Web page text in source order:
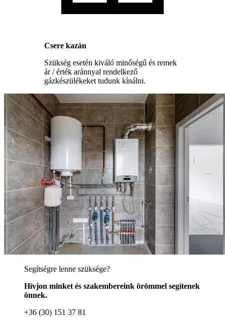
Csere kazán
Szükség esetén kiváló minőségű és remek
ár / érték aránnyal rendelkező
gázkészülékeket tudunk kínálni.
Segítségre lenne szüksége?
Hívjon minket és szakembereink örömmel segítenek
önnek.
+36 (30) 151 37 81